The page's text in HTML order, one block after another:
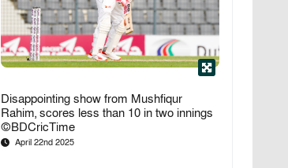
Tweet
Copy
Disappointing show from Mushfiqur
Rahim, scores less than 10 in two innings
©BDCricTime
April 22nd 2025